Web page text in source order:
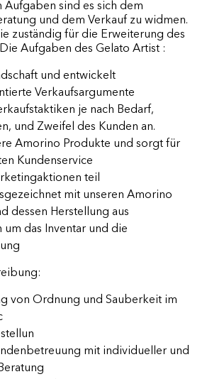
sind es sich dem
und dem Verkauf zu widmen.
zuständig für die Erweiterung des
Aufgaben des Gelato Artist :
und entwickelt
Verkaufsargumente
je nach Bedarf,
und Zweifel des Kunden an.
Amorino Produkte und sorgt für
Kundenservice
teil
mit unseren Amorino
dessen Herstellung aus
um das Inventar und die
von Ordnung und Sauberkeit im
mit individueller und